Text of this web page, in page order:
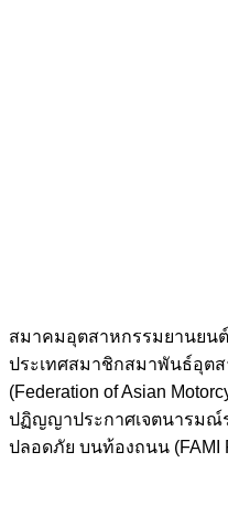
สมาคมอุตสาหกรรมยานยน
ประเทศสมาชิกสมาพันธ์อุต
(Federation of Asian
ปฏิญญาประกาศเจตนารมณ์
ปลอดภัย บนท้องถนน (FAMI